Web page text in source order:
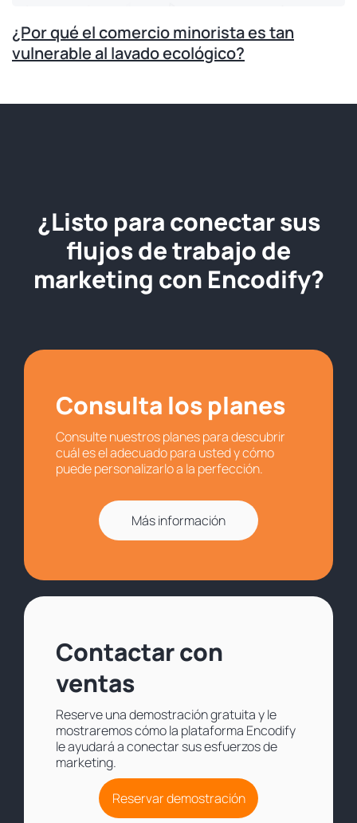
¿Por qué el comercio minorista es tan
vulnerable al lavado ecológico?
¿Listo para conectar sus
flujos de trabajo de
marketing con Encodify?
Consulta los planes
Consulte nuestros planes para descubrir
cuál es el adecuado para usted y cómo
puede personalizarlo a la perfección.
Más información
Contactar con
ventas
Reserve una demostración gratuita y le
mostraremos cómo la plataforma Encodify
le ayudará a conectar sus esfuerzos de
marketing.
Reservar demostración